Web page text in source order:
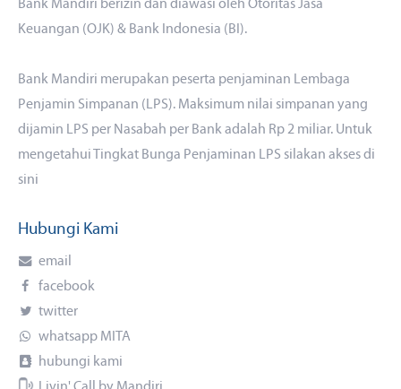
Bank Mandiri berizin dan diawasi oleh Otoritas Jasa
Keuangan (OJK) & Bank Indonesia (BI).
Bank Mandiri merupakan peserta penjaminan Lembaga
Penjamin Simpanan (LPS). Maksimum nilai simpanan yang
dijamin LPS per Nasabah per Bank adalah Rp 2 miliar. Untuk
mengetahui Tingkat Bunga Penjaminan LPS silakan aksesdi
sini
Hubungi Kami
email
facebook
twitter
whatsapp MITA
hubungi kami